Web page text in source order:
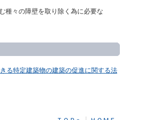
種々の障壁を取り除く為に必要な
る特定建築物の建築の促進に関する法